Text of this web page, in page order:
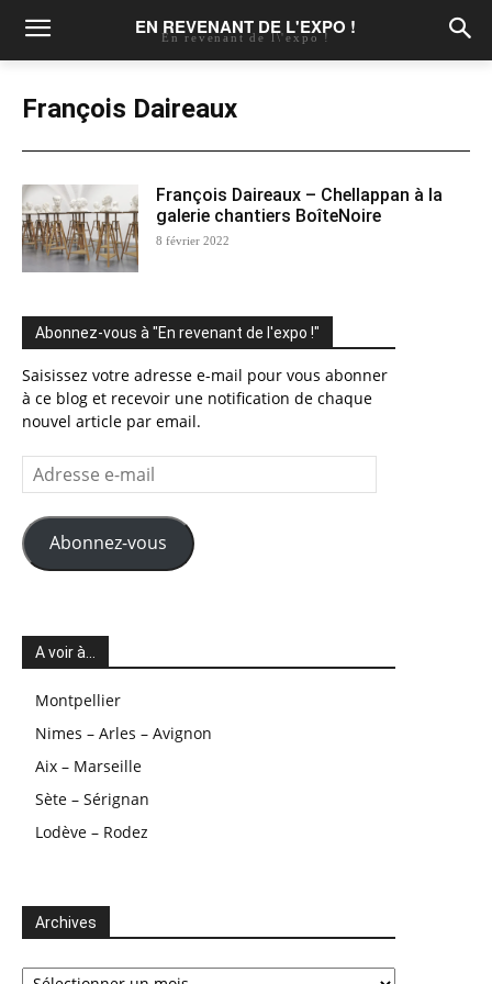
EN REVENANT DE L'EXPO !
En revenant de l\'expo !
François Daireaux
François Daireaux – Chellappan à la
galerie chantiers BoîteNoire
8 février 2022
Abonnez-vous à "En revenant de l'expo !"
Saisissez votre adresse e-mail pour vous abonner
à ce blog et recevoir une notification de chaque
nouvel article par email.
Adresse
e-
mail
Abonnez-vous
A voir à…
Montpellier
Nimes – Arles – Avignon
Aix – Marseille
Sète – Sérignan
Lodève – Rodez
Archives
Archives